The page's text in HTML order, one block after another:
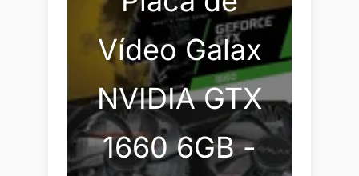
Vídeo Galax
NVIDIA GTX
1660 6GB -